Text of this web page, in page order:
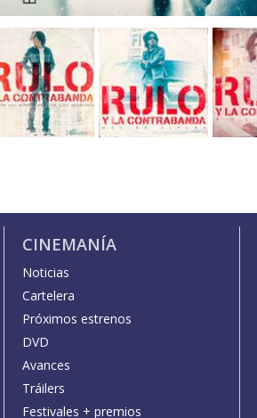
CINEMANÍA
Noticias
Cartelera
Próximos estrenos
DVD
Avances
Tráilers
Festivales + premios